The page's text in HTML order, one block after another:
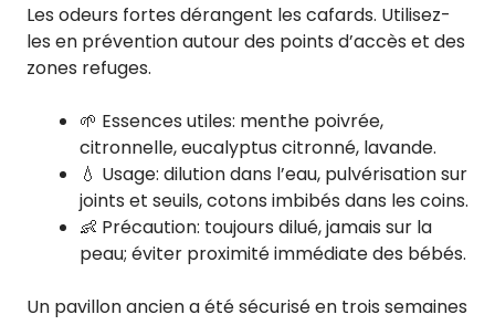
Les odeurs fortes dérangent les cafards. Utilisez-
les en prévention autour des points d’accès et des
zones refuges.
🌱 Essences utiles: menthe poivrée,
citronnelle, eucalyptus citronné, lavande.
💧 Usage: dilution dans l’eau, pulvérisation sur
joints et seuils, cotons imbibés dans les coins.
👶 Précaution: toujours dilué, jamais sur la
peau; éviter proximité immédiate des bébés.
Un pavillon ancien a été sécurisé en trois semaines